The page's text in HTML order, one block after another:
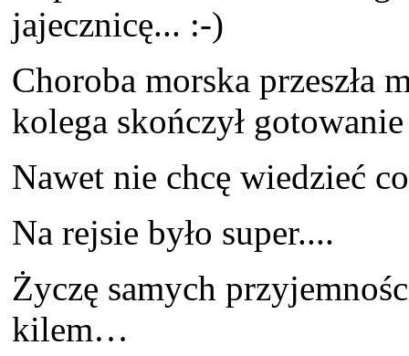
jajecznicę... :-)
Choroba morska przeszła
kolega skończył
Nawet nie chcę wiedzieć
Na rejsie było super....
Życzę samych
kilem…